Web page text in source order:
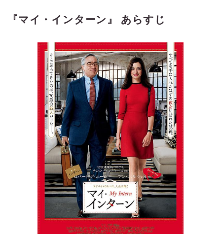
『マイ・インターン』 あらすじ